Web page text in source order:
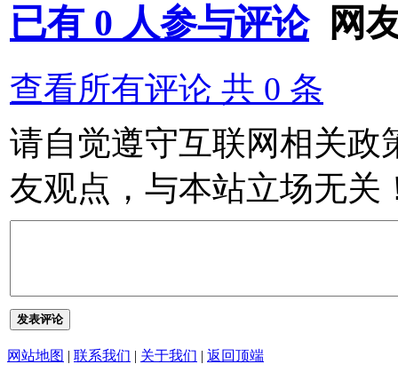
已有 0 人参与评论 网
查看所有评论 共 0 条
请自觉遵守互联网相关政
友观点，与本站立场无关
发表评论
网站地图 | 联系我们 | 关于我们 | 返回顶端